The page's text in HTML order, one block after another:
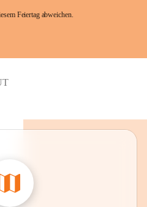
Feiertag abweichen.